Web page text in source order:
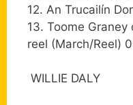
12. An Trucailín
13. Toome
reel (March/Reel)
WILLIE DALY